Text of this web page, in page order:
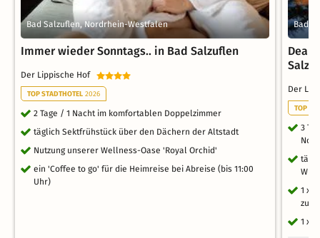
Bad Salzuflen, Nordrhein-Westfalen
Immer wieder Sonntags.. in Bad Salzuflen
Der Lippische Hof
TOP STADTHOTEL 2026
2 Tage / 1 Nacht im komfortablen Doppelzimmer
täglich Sektfrühstück über den Dächern der Altstadt
Nutzung unserer Wellness-Oase 'Royal Orchid'
ein 'Coffee to go' für die Heimreise bei Abreise (bis 11:00
Uhr)
Bad
Deal!
Der
TOP
3
1 x
zur
1 x